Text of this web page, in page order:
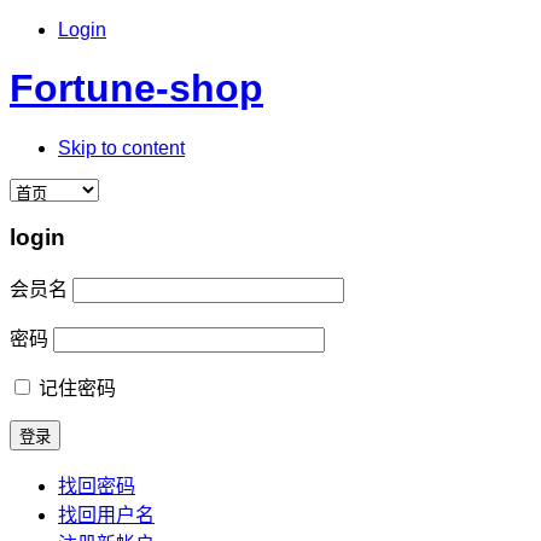
Login
Fortune-shop
Skip to content
login
会员名
密码
记住密码
找回密码
找回用户名